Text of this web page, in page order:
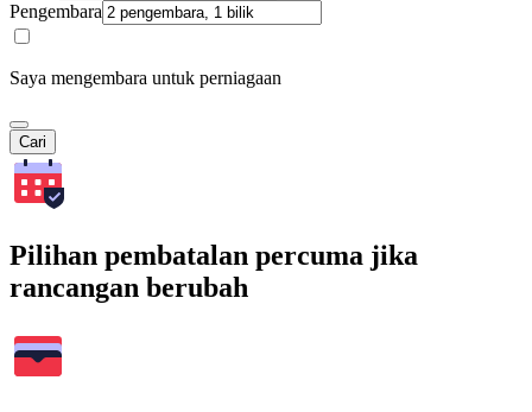
Pengembara
Saya mengembara untuk perniagaan
Cari
Pilihan pembatalan percuma jika
rancangan berubah